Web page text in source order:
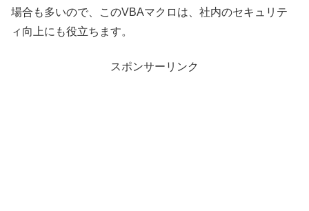
場合も多いので、このVBAマクロは、社内のセキュリテ
ィ向上にも役立ちます。
スポンサーリンク